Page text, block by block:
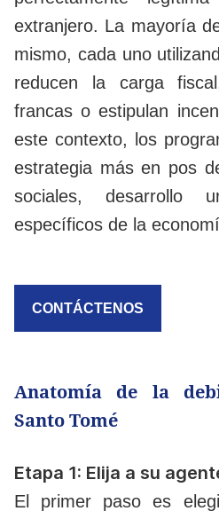
extranjero. La mayoría
mismo, cada uno
reducen la carga
francas o estipulan
este contexto, los
estrategia más en pos
sociales, desarrollo
específicos de la
CONTÁCTENOS
Anatomía de la
Santo Tomé
Etapa 1: Elija a su
El primer paso es